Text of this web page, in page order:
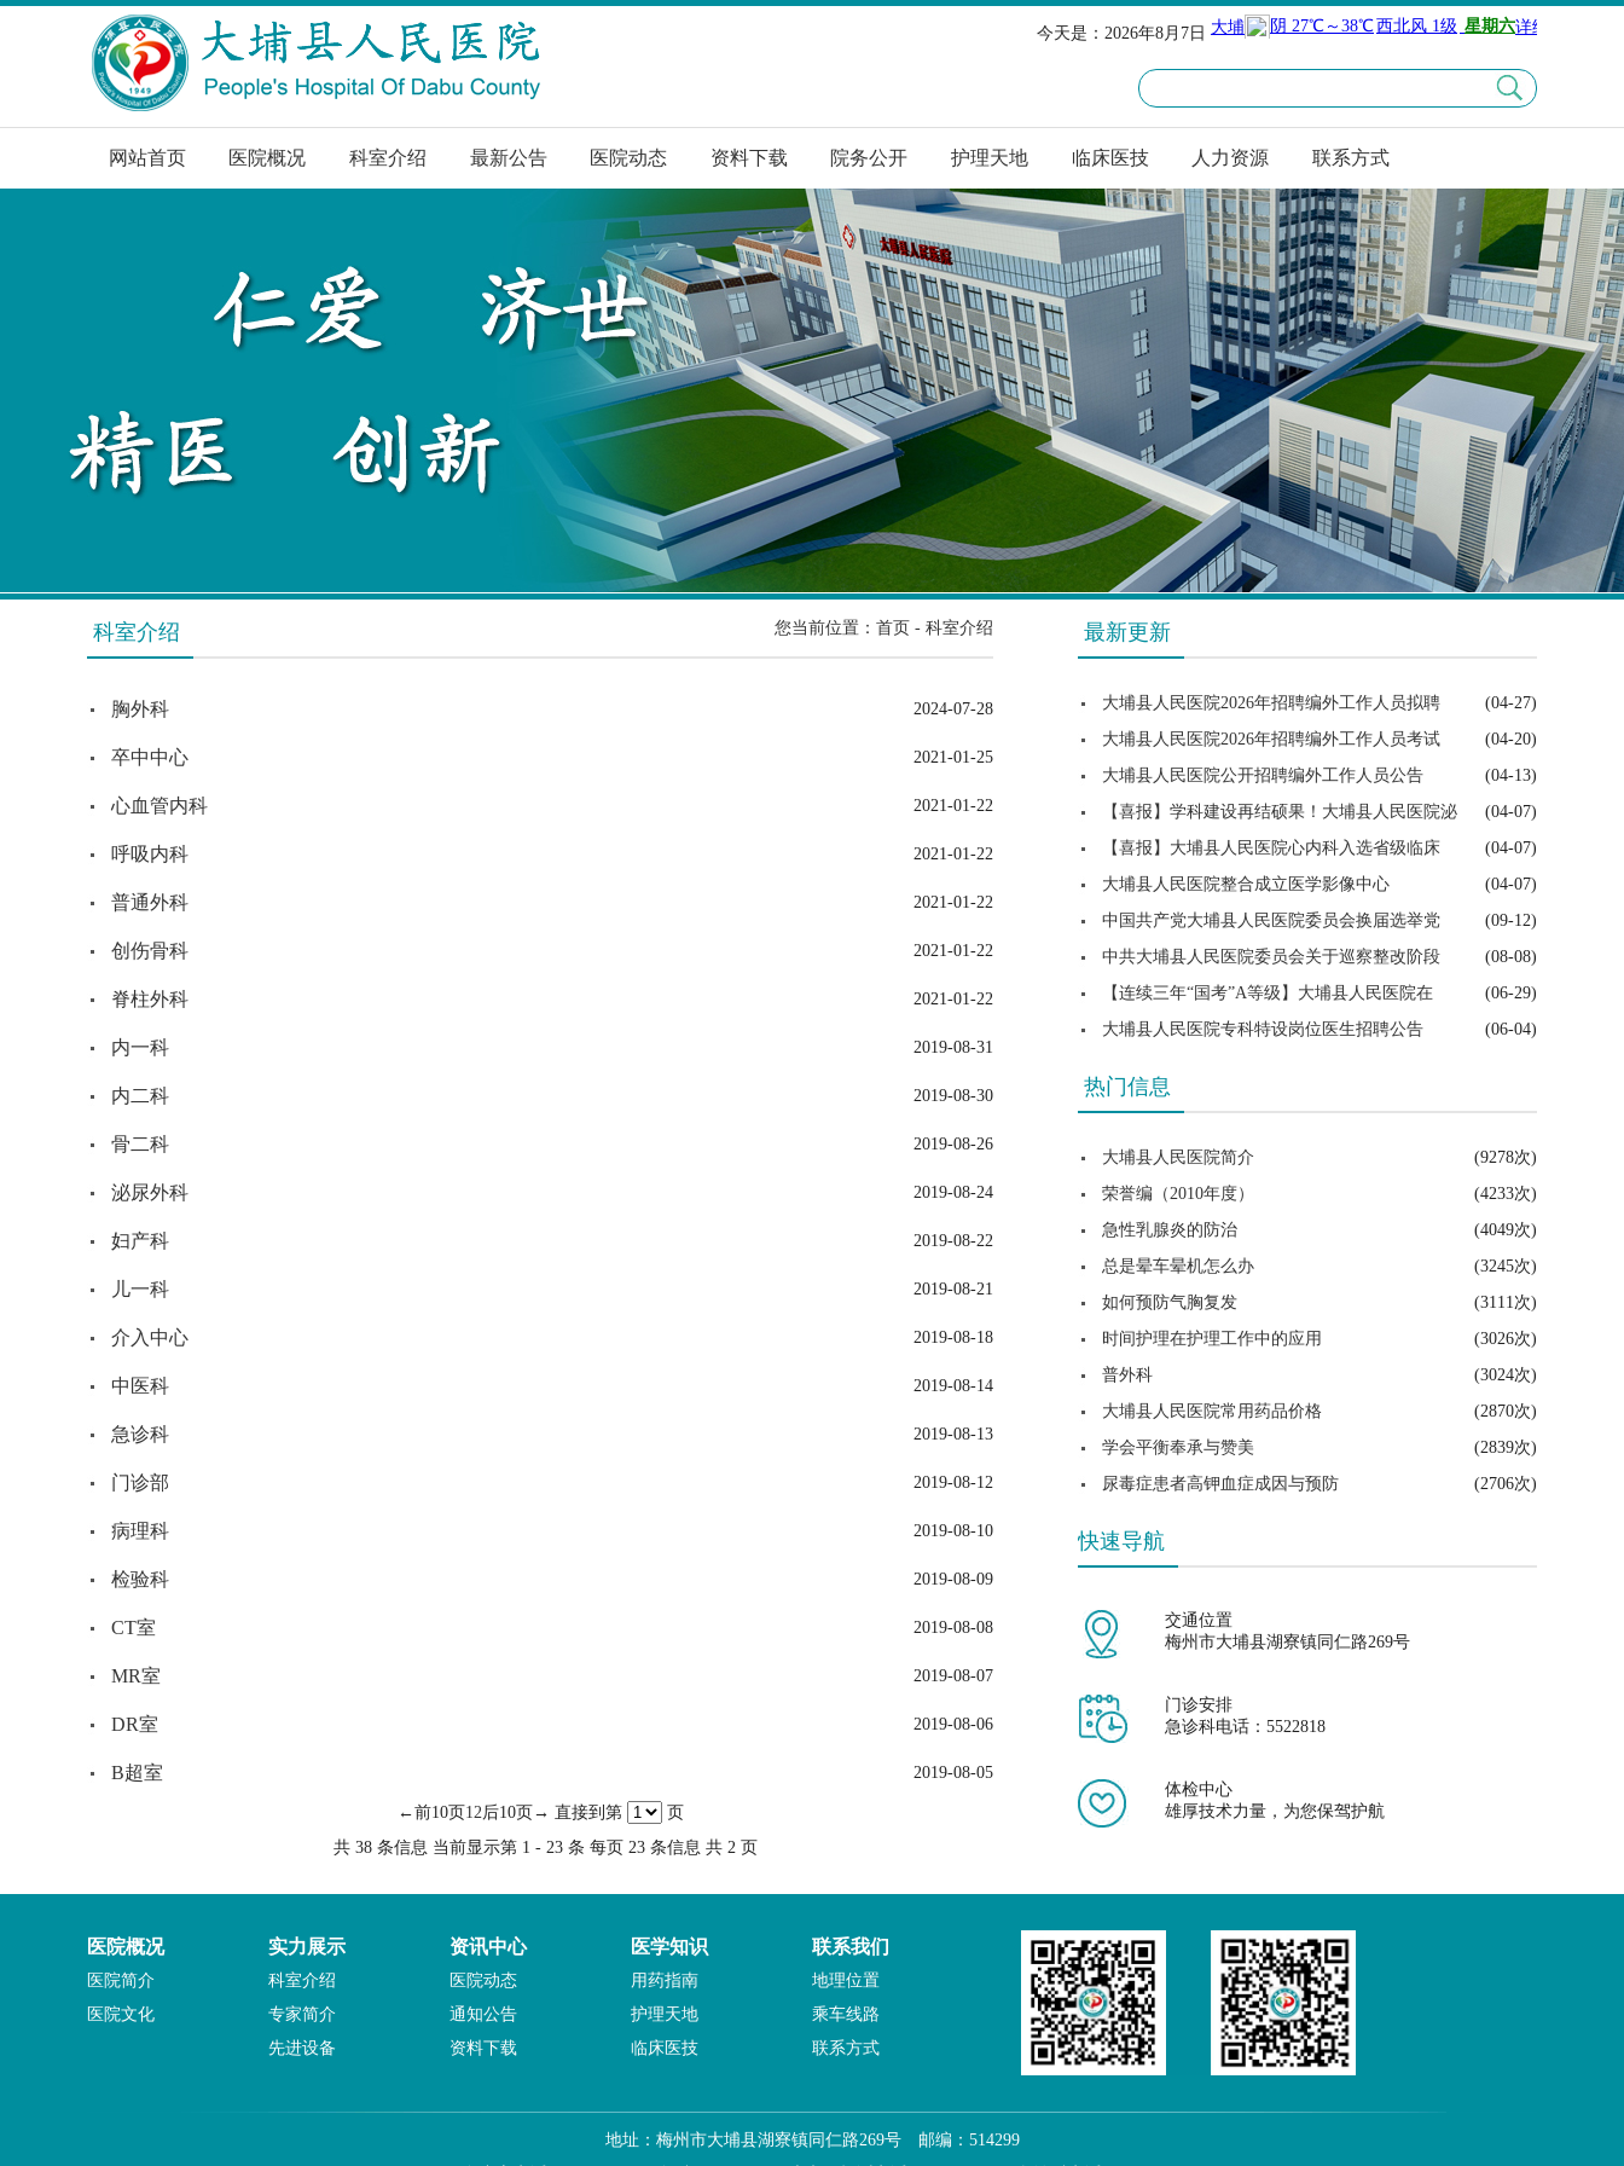
今天是：2026年8月7日
网站首页 医院概况 科室介绍 最新公告 医院动态 资料下载 院务公开 护理天地 临床医技 人力资源 联系方式
您当前位置： 首页 - 科室介绍
科室介绍
胸外科 2024-07-28
卒中中心 2021-01-25
心血管内科 2021-01-22
呼吸内科 2021-01-22
普通外科 2021-01-22
创伤骨科 2021-01-22
脊柱外科 2021-01-22
内一科 2019-08-31
内二科 2019-08-30
骨二科 2019-08-26
泌尿外科 2019-08-24
妇产科 2019-08-22
儿一科 2019-08-21
介入中心 2019-08-18
中医科 2019-08-14
急诊科 2019-08-13
门诊部 2019-08-12
病理科 2019-08-10
检验科 2019-08-09
CT室 2019-08-08
MR室 2019-08-07
DR室 2019-08-06
B超室 2019-08-05
←前10页12后10页→ 直接到第
页
共 38 条信息 当前显示第 1 - 23 条 每页 23 条信息 共 2 页
最新更新
大埔县人民医院2026年招聘编外工作人员拟聘
(04-27)
大埔县人民医院2026年招聘编外工作人员考试
(04-20)
大埔县人民医院公开招聘编外工作人员公告
(04-13)
【喜报】学科建设再结硕果！大埔县人民医院泌
(04-07)
【喜报】大埔县人民医院心内科入选省级临床
(04-07)
大埔县人民医院整合成立医学影像中心
(04-07)
中国共产党大埔县人民医院委员会换届选举党
(09-12)
中共大埔县人民医院委员会关于巡察整改阶段
(08-08)
【连续三年“国考”A等级】大埔县人民医院在
(06-29)
大埔县人民医院专科特设岗位医生招聘公告
(06-04)
热门信息
大埔县人民医院简介
(9278次)
荣誉编（2010年度）
(4233次)
急性乳腺炎的防治
(4049次)
总是晕车晕机怎么办
(3245次)
如何预防气胸复发
(3111次)
时间护理在护理工作中的应用
(3026次)
普外科
(3024次)
大埔县人民医院常用药品价格
(2870次)
学会平衡奉承与赞美
(2839次)
尿毒症患者高钾血症成因与预防
(2706次)
快速导航
交通位置
梅州市大埔县湖寮镇同仁路269号
门诊安排
急诊科电话：5522818
体检中心
雄厚技术力量，为您保驾护航
医院概况
医院简介
医院文化
实力展示
科室介绍
专家简介
先进设备
资讯中心
医院动态
通知公告
资料下载
医学知识
用药指南
护理天地
临床医技
联系我们
地理位置
乘车线路
联系方式
地址：梅州市大埔县湖寮镇同仁路269号 邮编：514299